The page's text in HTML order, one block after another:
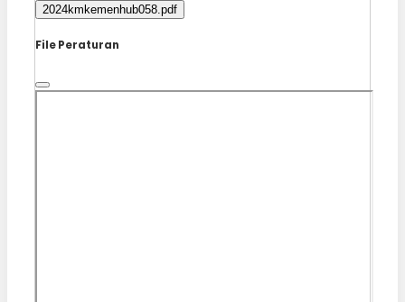
2024kmkemenhub058.pdf
File Peraturan